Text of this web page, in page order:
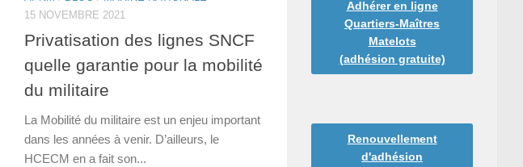
15 NOVEMBRE 2021
Privatisation des lignes SNCF
quelle garantie pour la mobilité
du militaire
La Mobilité du militaire est un enjeu important
dans les années à venir. D’ailleurs, le
HCECM en a fait son...
Adhérer en ligne
Quartiers-Maîtres
Matelots
(adhésion gratuite)
Renouvellement
d'adhésion